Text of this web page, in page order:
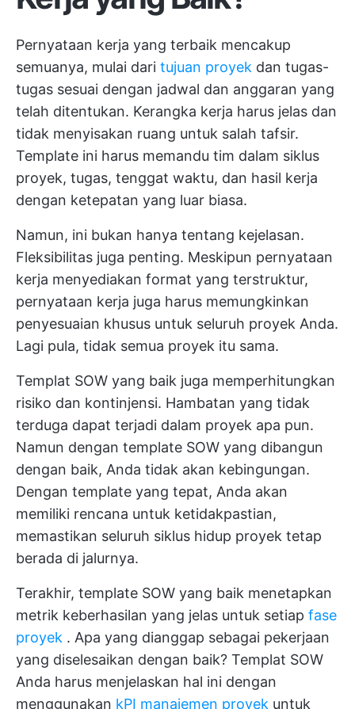
Pernyataan kerja yang terbaik mencakup
semuanya, mulai dari tujuan proyek dan tugas-
tugas sesuai dengan jadwal dan anggaran yang
telah ditentukan. Kerangka kerja harus jelas dan
tidak menyisakan ruang untuk salah tafsir.
Template ini harus memandu tim dalam siklus
proyek, tugas, tenggat waktu, dan hasil kerja
dengan ketepatan yang luar biasa.
Namun, ini bukan hanya tentang kejelasan.
Fleksibilitas juga penting. Meskipun pernyataan
kerja menyediakan format yang terstruktur,
pernyataan kerja juga harus memungkinkan
penyesuaian khusus untuk seluruh proyek Anda.
Lagi pula, tidak semua proyek itu sama.
Templat SOW yang baik juga memperhitungkan
risiko dan kontinjensi. Hambatan yang tidak
terduga dapat terjadi dalam proyek apa pun.
Namun dengan template SOW yang dibangun
dengan baik, Anda tidak akan kebingungan.
Dengan template yang tepat, Anda akan
memiliki rencana untuk ketidakpastian,
memastikan seluruh siklus hidup proyek tetap
berada di jalurnya.
Terakhir, template SOW yang baik menetapkan
metrik keberhasilan yang jelas untuk setiap fase
proyek . Apa yang dianggap sebagai pekerjaan
yang diselesaikan dengan baik? Templat SOW
Anda harus menjelaskan hal ini dengan
menggunakan kPI manajemen proyek untuk